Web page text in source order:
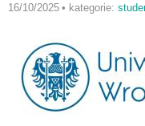
16/10/2025 • kategorie: